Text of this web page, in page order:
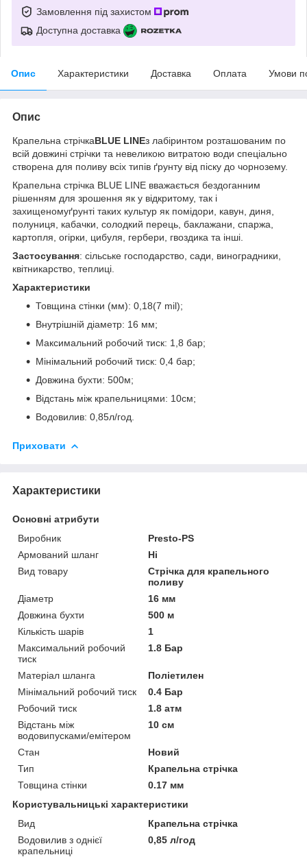
Замовлення під захистом
Доступна доставка
Опис Характеристики Доставка Оплата Умови
Опис
Крапельна стрічкаBLUE LINEз лабіринтом розташованим по
всій довжині стрічки та невеликою витратою води спеціально
створена для поливу всіх типів ґрунту від піску до чорнозему.
Крапельна стрічка BLUE LINE вважається бездоганним
рішенням для зрошення як у відкритому, так і
захищеномуґрунті таких культур як помідори, кавун, диня,
полуниця, кабачки, солодкий перець, баклажани, спаржа,
картопля, огірки, цибуля, гербери, гвоздика та інші.
Застосування: сільське господарство, сади, виноградники,
квітникарство, теплиці.
Характеристики
Товщина стінки (мм): 0,18(7 mil);
Внутрішній діаметр: 16 мм;
Максимальний робочий тиск: 1,8 бар;
Мінімальний робочий тиск: 0,4 бар;
Довжина бухти: 500м;
Відстань між крапельницями: 10см;
Водовилив: 0,85л/год.
Приховати
Характеристики
Основні атрибути
Виробник
Presto-PS
Армований шланг
Ні
Вид товару
Стрічка для крапельного
поливу
Діаметр
16 мм
Довжина бухти
500 м
Кількість шарів
1
Максимальний робочий
тиск
1.8 Бар
Матеріал шланга
Поліетилен
Мінімальний робочий тиск
0.4 Бар
Робочий тиск
1.8 атм
Відстань між
водовипусками/емітером
10 см
Стан
Новий
Тип
Крапельна стрічка
Товщина стінки
0.17 мм
Користувальницькі характеристики
Вид
Крапельна стрічка
Водовилив з однієї
крапельниці
0,85 л/год